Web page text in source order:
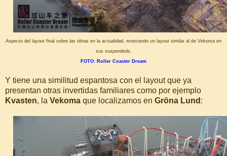
Aspecto del layout final sobre las obras en la actualidad, mostrando un layout similar al de Vekoma en
sus suspendeds.
FOTO: Roller Coaster Dream
Y tiene una similitud espantosa con el layout que ya
presentan otras invertidas familiares como por ejemplo
Kvasten, la Vekoma que localizamos en Gröna Lund :